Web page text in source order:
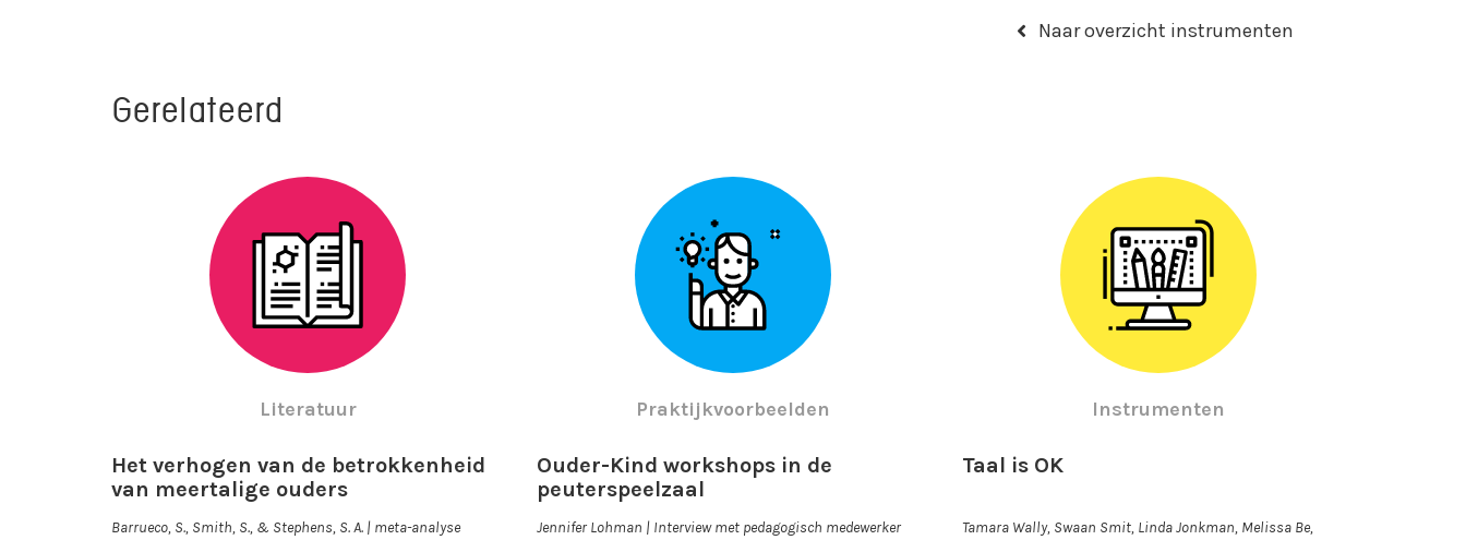
Naar overzicht instrumenten
Gerelateerd
Literatuur
Het verhogen van de betrokkenheid
van meertalige ouders
Barrueco, S., Smith, S., & Stephens, S. A. | meta-analyse
Praktijkvoorbeelden
Ouder-Kind workshops in de
peuterspeelzaal
Jennifer Lohman | Interview met pedagogisch medewerker
Instrumenten
Taal is OK
Tamara Wally, Swaan Smit, Linda Jonkman, Melissa Be,